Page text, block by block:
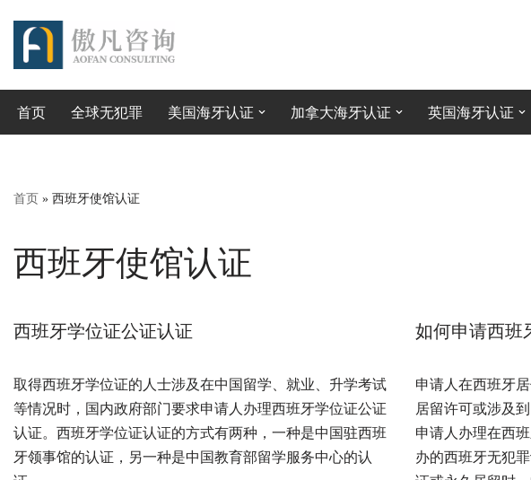
至
文
首页 全球无犯罪 美国海牙认证 加拿大海牙认证 英国海牙认证
首页 » 西班牙使馆认证
西班牙使馆认证
西班牙学位证公证认证
取得西班牙学位证的人士涉及在中国留学、就业、升学考试
等情况时，国内政府部门要求申请人办理西班牙学位证公证
认证。西班牙学位证认证的方式有两种，一种是中国驻西班
牙领事馆的认证，另一种是中国教育部留学服务中心的认
如何申请西班
申请人在西班牙
居留许可或涉及
申请人办理在西
办的西班牙无犯